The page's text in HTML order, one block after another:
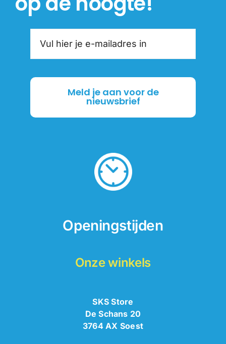
Meld je aan voor de
nieuwsbrief
Openingstijden
Onze winkels
SKS Store
De Schans 20
3764 AX Soest